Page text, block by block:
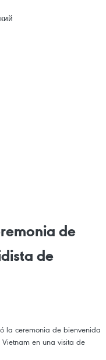
de
de
la ceremonia de bienvenida
en una visita de